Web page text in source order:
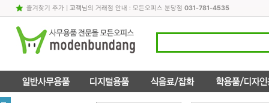
즐겨찾기 추가| 고객님의 거래점 안내 : 모든오피스 분당점 031-781-4535